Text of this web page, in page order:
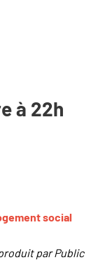
à 22h
social
par Public